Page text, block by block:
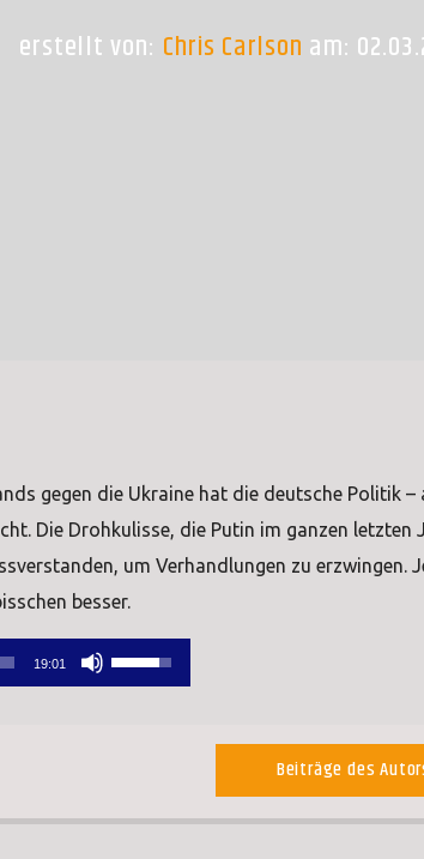
erstellt von: Chris Carlson am:
gegen die Ukraine hat die deutsche Politik –
Die Drohkulisse, die Putin im ganzen letzten
um Verhandlungen zu erzwingen.
besser.
19:01
Pfeiltasten
Hoch/Runter
Beiträge des